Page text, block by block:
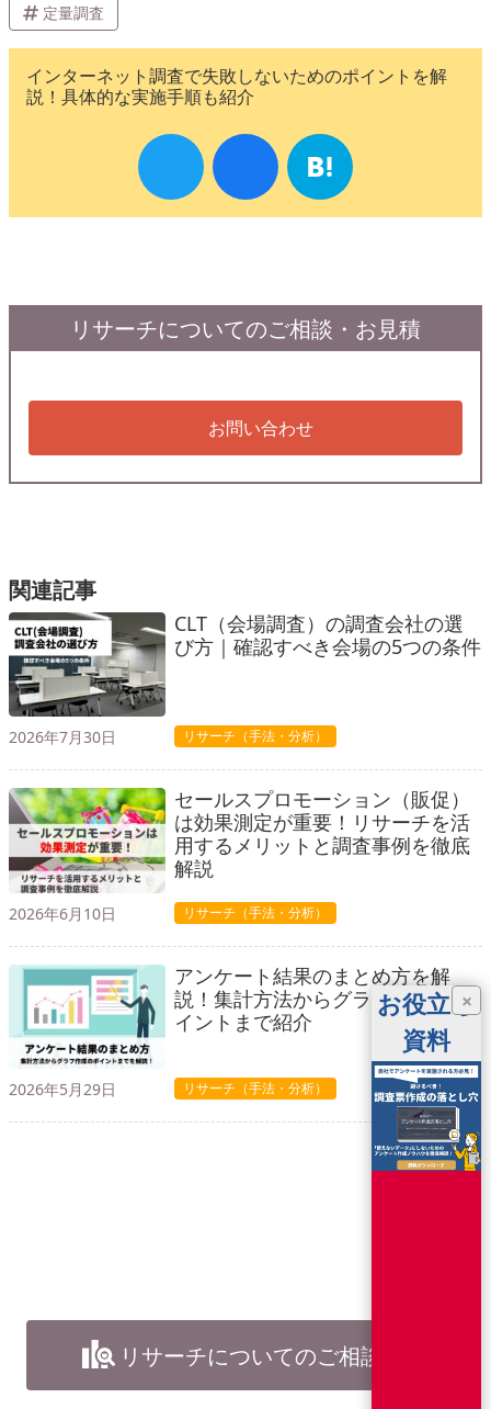
定量調査
インターネット調査で失敗しないためのポイントを解
説！具体的な実施手順も紹介
リサーチについてのご相談・お見積
お問い合わせ
関連記事
CLT（会場調査）の調査会社の選
び方｜確認すべき会場の5つの条件
2026年7月30日 リサーチ（手法・分析）
セールスプロモーション（販促）
は効果測定が重要！リサーチを活
用するメリットと調査事例を徹底
解説
2026年6月10日 リサーチ（手法・分析）
アンケート結果のまとめ方を解
説！集計方法からグラフ作成のポ
イントまで紹介
2026年5月29日 リサーチ（手法・分析）
リサーチについてのご相談
×
お役立ち
資料